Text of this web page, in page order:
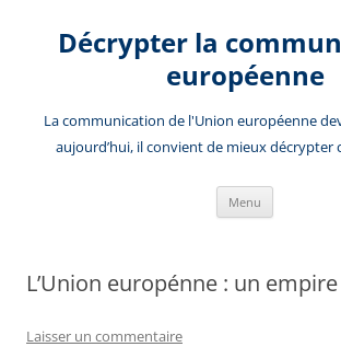
contenuDécrypter la
européenne
La communication de l'Union européenne
aujourd’hui, il convient de mieux décrypter
Menu
L’Union europénne : un empire
Laisser un commentaire